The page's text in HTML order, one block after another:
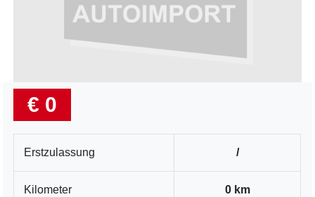
€ 0
Erstzulassung /
Kilometer 0 km